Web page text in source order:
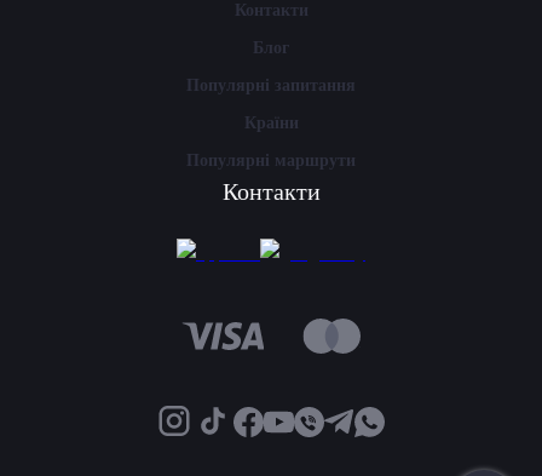
Контакти
Блог
Популярні запитання
Країни
Популярні маршрути
Контакти